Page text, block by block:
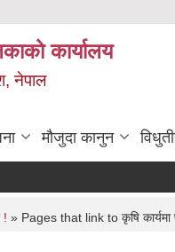
कार्यालय
नेपाल
मौजुदा कानुन
! » Pages that link to कृषि कार्यमा